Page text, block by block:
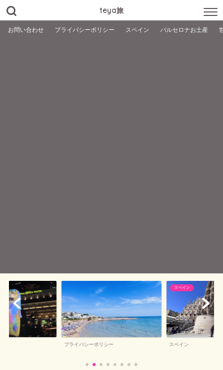
teya旅
お問い合わせ プライバシーポリシー スペイン バルセロナお土産
スペイン
バルセロナお土産
バルセロナお土産